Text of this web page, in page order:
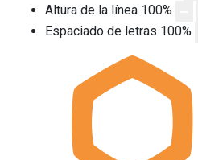
Altura de la línea 100%
Espaciado de letras 100%